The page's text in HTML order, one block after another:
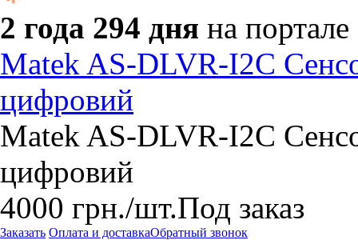
2 года 294 дня на портале
Matek AS-DLVR-I2C
цифровий
Matek AS-DLVR-I2C
цифровий
4000 грн./шт.Под заказ
Заказать Оплата и доставкаОбратный звонок